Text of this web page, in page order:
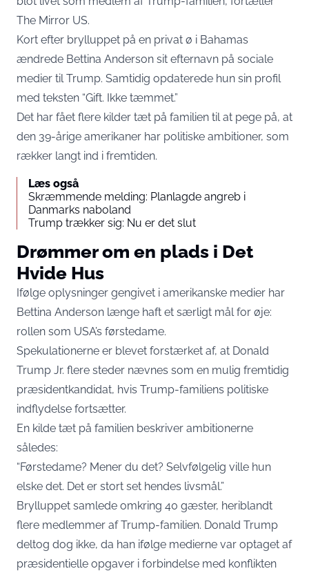
The Mirror US.
Kort efter brylluppet på en privat ø i Bahamas
ændrede Bettina Anderson sit efternavn på sociale
medier til Trump. Samtidig opdaterede hun sin profil
med teksten “Gift. Ikke tæmmet.”
Det har fået flere kilder tæt på familien til at pege på, at
den 39-årige amerikaner har politiske ambitioner, som
rækker langt ind i fremtiden.
Læs også
Skræmmende melding: Planlagde angreb i
Danmarks naboland
Trump trækker sig: Nu er det slut
Drømmer om en plads i Det
Hvide Hus
Ifølge oplysninger gengivet i amerikanske medier har
Bettina Anderson længe haft et særligt mål for øje:
rollen som USA’s førstedame.
Spekulationerne er blevet forstærket af, at Donald
Trump Jr. flere steder nævnes som en mulig fremtidig
præsidentkandidat, hvis Trump-familiens politiske
indflydelse fortsætter.
En kilde tæt på familien beskriver ambitionerne
således:
“Førstedame? Mener du det? Selvfølgelig ville hun
elske det. Det er stort set hendes livsmål.”
Brylluppet samlede omkring 40 gæster, heriblandt
flere medlemmer af Trump-familien. Donald Trump
deltog dog ikke, da han ifølge medierne var optaget af
præsidentielle opgaver i forbindelse med konflikten